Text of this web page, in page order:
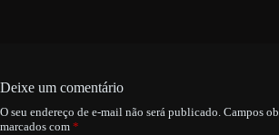
Deixe um comentário
O seu endereço de e-mail não será publicado. Campos
marcados com *